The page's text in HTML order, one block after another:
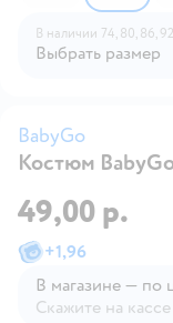
В наличии 74, 80, 86,
Выбрать размер
BabyGo
Костюм
49,00 р.
+1,96
В магазине — по
Скажите на